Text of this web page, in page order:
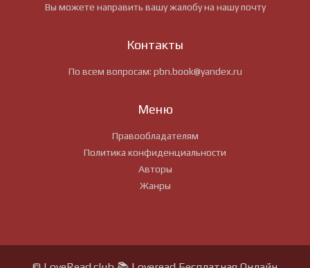
Вы можете направить вашу жалобу на нашу почту
Контакты
По всем вопросам: pbn.book@yandex.ru
Меню
Правообладателям
Политика конфиденциальности
Авторы
Жанры